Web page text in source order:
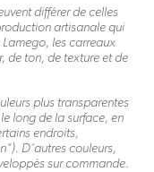
différer de celles
artisanale qui
les carreaux
de ton, de texture et de
plus transparentes
long de la surface, en
endroits,
D'autres couleurs,
sur commande.